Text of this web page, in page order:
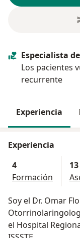
Especialista
Los pacientes
recurrente
Experiencia
Experiencia
4
Formación
13
Soy el Dr. Omar
el Hospital